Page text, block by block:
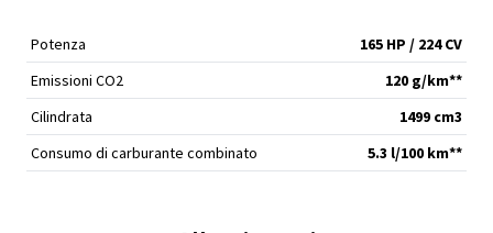
Potenza
165 HP / 224 CV
Emissioni CO2
120 g/km**
Cilindrata
1499 cm3
Consumo di carburante combinato
5.3 l/100 km**